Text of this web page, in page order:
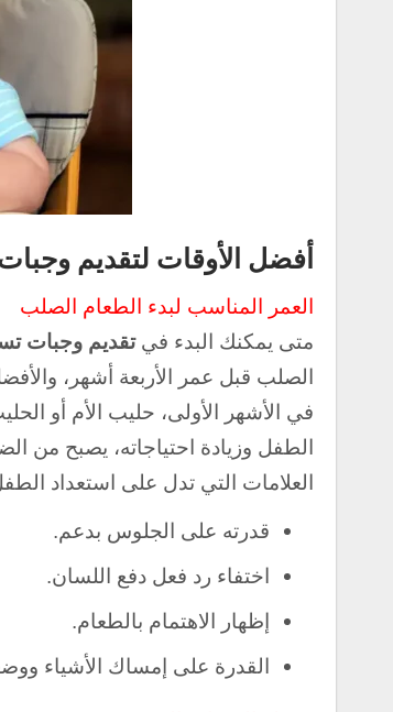
أفضل الأوقات لتقديم
العمر المناسب لبدء الطعام الصلب
متى يمكنك البدء فيتقديم وجبات
الصلب قبل عمر الأربعة أشهر،
في الأشهر الأولى، حليب الأم أو
الطفل وزيادة احتياجاته، يصبح من
العلامات التي تدل على استعداد
قدرته على الجلوس بدعم.
اختفاء رد فعل دفع اللسان.
إظهار الاهتمام بالطعام.
القدرة على إمساك الأشياء